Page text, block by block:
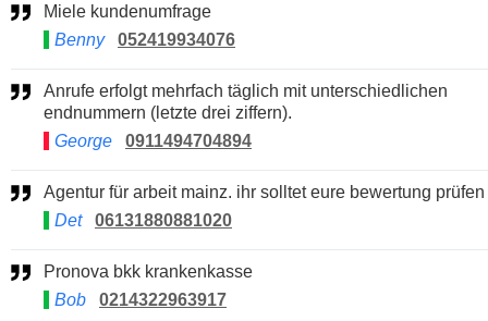
Miele kundenumfrage
Benny
052419934076
Anrufe erfolgt mehrfach täglich mit unterschiedlichen
endnummern (letzte drei ziffern).
George
0911494704894
Agentur für arbeit mainz. ihr solltet eure bewertung prüfen
Det
06131880881020
Pronova bkk krankenkasse
Bob
0214322963917